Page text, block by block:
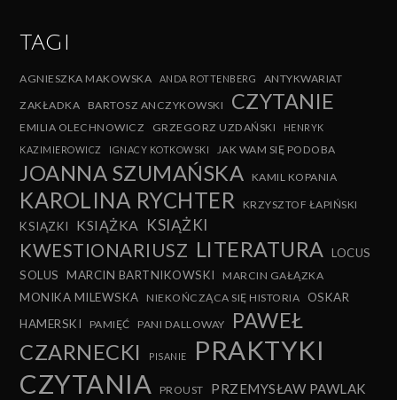
TAGI
AGNIESZKA MAKOWSKA ANDA ROTTENBERG
ANTYKWARIAT
ZAKŁADKA
BARTOSZ ANCZYKOWSKI CZYTANIE
EMILIA OLECHNOWICZ GRZEGORZ UZDAŃSKI
HENRYK
KAZIMIEROWICZ
IGNACY KOTKOWSKI JAK WAM SIĘ PODOBA
JOANNA SZUMAŃSKA KAMIL KOPANIA
KAROLINA RYCHTER KRZYSZTOF ŁAPIŃSKI
KSIĄZKI KSIĄŻKA KSIĄŻKI
KWESTIONARIUSZ LITERATURA LOCUS
SOLUS
MARCIN BARTNIKOWSKI MARCIN GAŁĄZKA
MONIKA MILEWSKA NIEKOŃCZĄCA SIĘ HISTORIA OSKAR
HAMERSKI
PAMIĘĆ PANI DALLOWAY
PAWEŁ
CZARNECKI
PISANIE
PRAKTYKI
CZYTANIA
PROUST PRZEMYSŁAW PAWLAK